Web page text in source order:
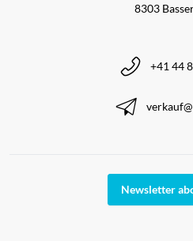
8303
+41 44
Newsletter